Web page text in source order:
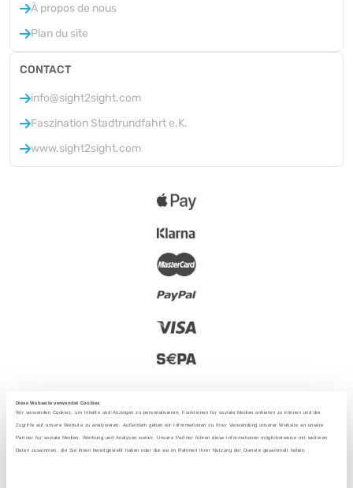
Diese Webseite verwendet Cookies
Wir verwenden Cookies, um Inhalte und Anzeigen zu personalisieren, Funktionen für soziale Medien anbieten zu können und die
Zugriffe auf unsere Website zu analysieren. Außerdem geben wir Informationen zu Ihrer Verwendung unserer Website an unsere
Partner für soziale Medien, Werbung und Analysen weiter. Unsere Partner führen diese Informationen möglicherweise mit weiteren
Daten zusammen, die Sie ihnen bereitgestellt haben oder die sie im Rahmen Ihrer Nutzung der Dienste gesammelt haben.
À propos de nous
Plan du site
CONTACT
info@sight2sight.com
Faszination Stadtrundfahrt e.K.
www.sight2sight.com
2025 - Avec amour depuis Berlin